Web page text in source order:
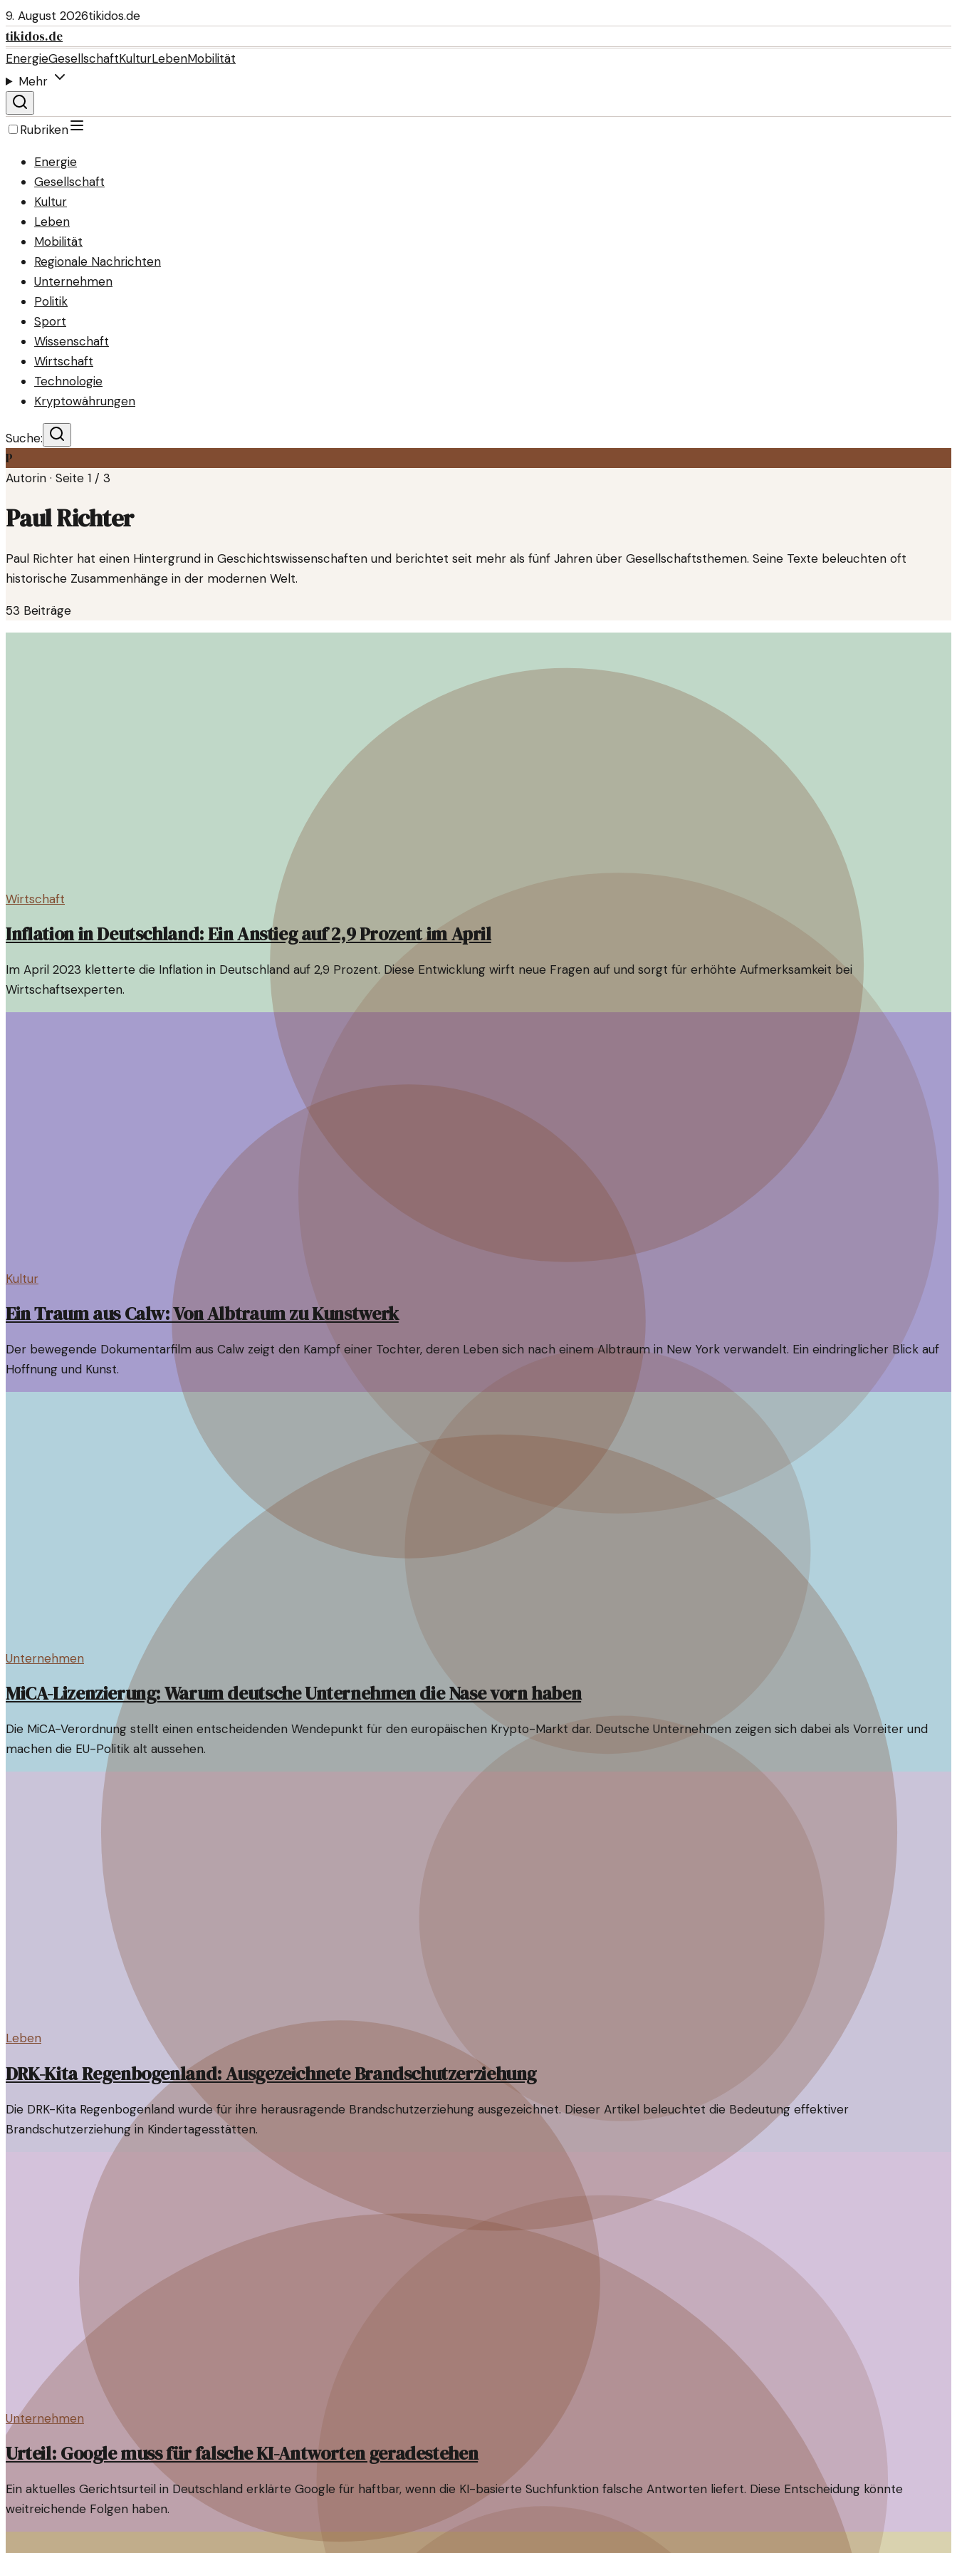
9. August 2026tikidos.de
tikidos.de
EnergieGesellschaftKulturLebenMobilität
Mehr
Rubriken
Energie
Gesellschaft
Kultur
Leben
Mobilität
Regionale Nachrichten
Unternehmen
Politik
Sport
Wissenschaft
Wirtschaft
Technologie
Kryptowährungen
Suche:
P
Autorin · Seite 1 / 3
Paul Richter
Paul Richter hat einen Hintergrund in Geschichtswissenschaften und berichtet seit mehr als fünf Jahren über Gesellschaftsthemen. Seine Texte beleuchten oft
historische Zusammenhänge in der modernen Welt.
53 Beiträge
Wirtschaft
Inflation in Deutschland: Ein Anstieg auf 2,9 Prozent im April
Im April 2023 kletterte die Inflation in Deutschland auf 2,9 Prozent. Diese Entwicklung wirft neue Fragen auf und sorgt für erhöhte Aufmerksamkeit bei
Wirtschaftsexperten.
Kultur
Ein Traum aus Calw: Von Albtraum zu Kunstwerk
Der bewegende Dokumentarfilm aus Calw zeigt den Kampf einer Tochter, deren Leben sich nach einem Albtraum in New York verwandelt. Ein eindringlicher Blick auf
Hoffnung und Kunst.
Unternehmen
MiCA-Lizenzierung: Warum deutsche Unternehmen die Nase vorn haben
Die MiCA-Verordnung stellt einen entscheidenden Wendepunkt für den europäischen Krypto-Markt dar. Deutsche Unternehmen zeigen sich dabei als Vorreiter und
machen die EU-Politik alt aussehen.
Leben
DRK-Kita Regenbogenland: Ausgezeichnete Brandschutzerziehung
Die DRK-Kita Regenbogenland wurde für ihre herausragende Brandschutzerziehung ausgezeichnet. Dieser Artikel beleuchtet die Bedeutung effektiver
Brandschutzerziehung in Kindertagesstätten.
Unternehmen
Urteil: Google muss für falsche KI-Antworten geradestehen
Ein aktuelles Gerichtsurteil in Deutschland erklärte Google für haftbar, wenn die KI-basierte Suchfunktion falsche Antworten liefert. Diese Entscheidung könnte
weitreichende Folgen haben.